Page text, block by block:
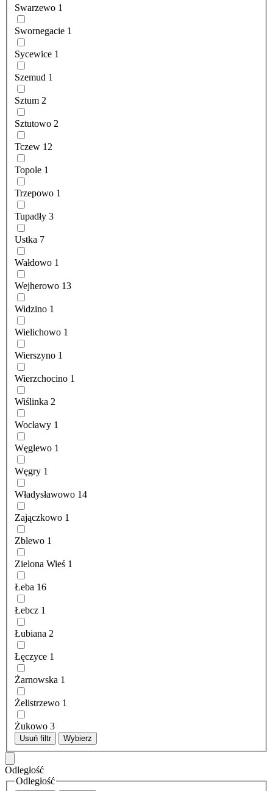
Swarzewo 1
Swornegacie 1
Sycewice 1
Szemud 1
Sztum 2
Sztutowo 2
Tczew 12
Topole 1
Trzepowo 1
Tupadły 3
Ustka 7
Wałdowo 1
Wejherowo 13
Widzino 1
Wielichowo 1
Wierszyno 1
Wierzchocino 1
Wiślinka 2
Wocławy 1
Węglewo 1
Węgry 1
Władysławowo 14
Zajączkowo 1
Zblewo 1
Zielona Wieś 1
Łeba 16
Łebcz 1
Łubiana 2
Łęczyce 1
Żarnowska 1
Żelistrzewo 1
Żukowo 3
Usuń filtr Wybierz
Odległość
Odległość